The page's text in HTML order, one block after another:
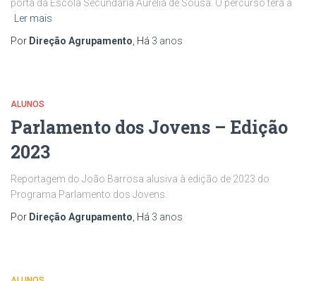
porta da Escola Secundária Aurélia de Sousa. O percurso terá a
Ler mais
Por Direção Agrupamento , Há 3 anos
ALUNOS
Parlamento dos Jovens – Edição
2023
Reportagem do João Barrosa alusiva à edição de 2023 do
Programa Parlamento dos Jovens.
Por Direção Agrupamento , Há 3 anos